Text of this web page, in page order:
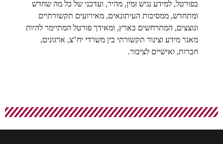
בפורטל, למידע נגיש זמין, מהיר, ועדכני של כל מה שחדש
ומתחדש, ממסיבות העיתונאים, מאירועים תקשורתיים
ונוצצים, המתרחשים בארץ, ומאידך פורטל המתיימר להיות
מאגר מידע וצינור תקשורתי בין משרדי יח"צ, ארגונים,
חברות, ואישיים לציבור.